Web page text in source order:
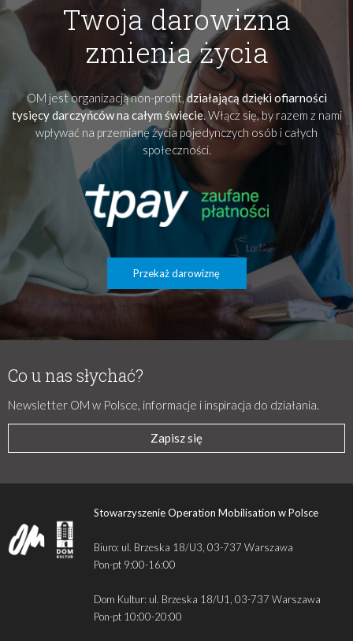
Twoja darowizna
zmienia życia
OM jest organizacją non-profit,działającą dzięki ofiarności
tysięcy darczyńców na całym świecie. Włącz się, by razem z nami
wpływać na przemianę życia pojedynczych osób i całych
społeczności.
Przekaż darowiznę
Co u nas słychać?
Newsletter OM w Polsce, informacje i inspiracja do działania.
Zapisz się
Stowarzyszenie Operation Mobilisation w Polsce
Biuro: ul. Brzeska 18/U3, 03-737 Warszawa
Pon-pt 9:00-16:00
Dom Kultur: ul. Brzeska 18/U1, 03-737 Warszawa
Pon-pt 10:00-20:00